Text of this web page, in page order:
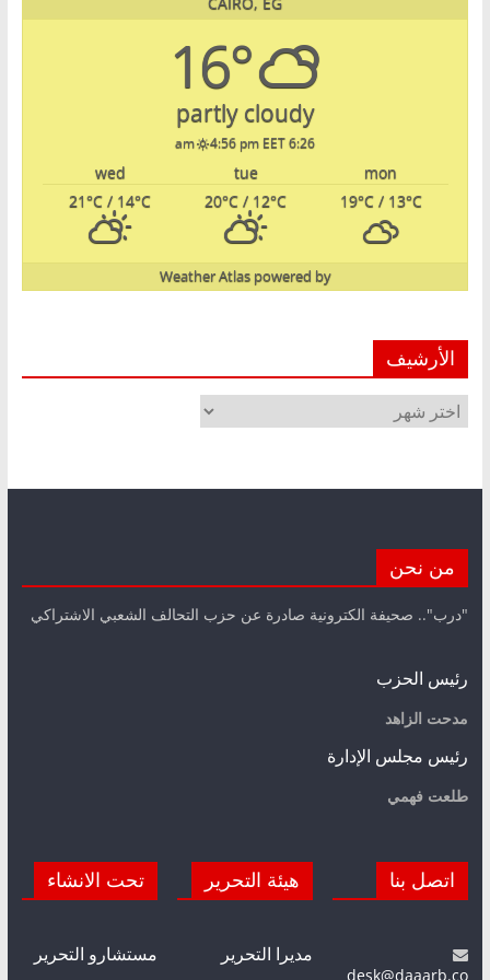
16°
partly cloudy
6:26 am
4:56 pm EET
mon
tue
wed
19°C/ 13°C
20°C / 12°C
21°C / 14°C
powered by
Weather Atlas
الأرشيف
الأرشيف
من نحن
"درب".. صحيفة الكترونية صادرة عن حزب التحالف الشعبي الاشتراكي
رئيس الحزب
مدحت الزاهد
رئيس مجلس الإدارة
طلعت فهمي
اتصل بنا
desk@daaarb.co
هيئة التحرير
مديرا التحرير
تحت الانشاء
مستشارو التحرير